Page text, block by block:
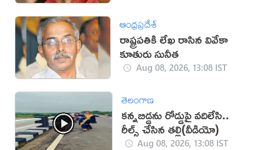
ఆంధ్రప్రదేశ్
రాష్ట్రపతికి లేఖ రాసిన వివేకా
కూతురు సునీత
Aug 08, 2026, 13:08 IST
తెలంగాణ
కన్నబిడ్డను రోడ్డుపై వదిలేసి..
రీల్స్ చేసిన తల్లి(వీడియో)
Aug 08, 2026, 13:08 IST